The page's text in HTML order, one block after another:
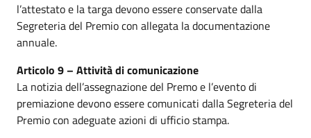
l’attestato e la targa devono essere conservate dalla
Segreteria del Premio con allegata la documentazione
annuale.
Articolo 9 – Attività di comunicazione
La notizia dell’assegnazione del Premo e l’evento di
premiazione devono essere comunicati dalla Segreteria del
Premio con adeguate azioni di ufficio stampa.